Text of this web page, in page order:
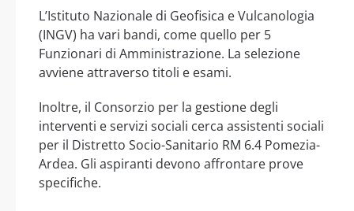
L’Istituto Nazionale di Geofisica e Vulcanologia
(INGV) ha vari bandi, come quello per 5
Funzionari di Amministrazione. La selezione
avviene attraverso titoli e esami.
Inoltre, il Consorzio per la gestione degli
interventi e servizi sociali cerca assistenti sociali
per il Distretto Socio-Sanitario RM 6.4 Pomezia-
Ardea. Gli aspiranti devono affrontare prove
specifiche.